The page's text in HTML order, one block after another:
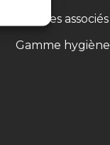
Services associés
Gamme hygiène